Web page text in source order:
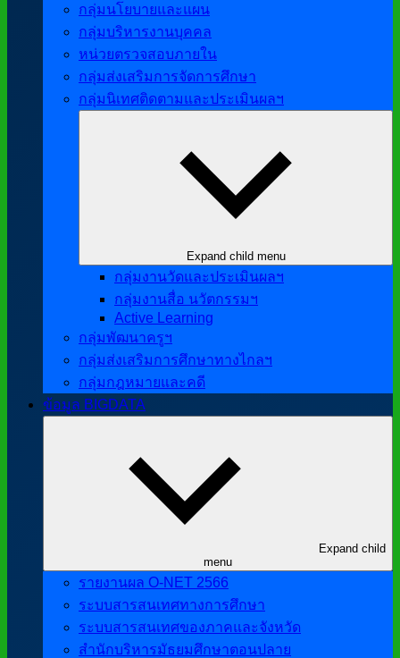
กลุ่มนโยบายและแผน
กลุ่มบริหารงานบุคคล
หน่วยตรวจสอบภายใน
กลุ่มส่งเสริมการจัดการศึกษา
กลุ่มนิเทศติดตามและประเมินผลฯ
Expand child menu
กลุ่มงานวัดและประเมินผลฯ
กลุ่มงานสื่อ นวัตกรรมฯ
Active Learning
กลุ่มพัฒนาครูฯ
กลุ่มส่งเสริมการศึกษาทางไกลฯ
กลุ่มกฎหมายและคดี
ข้อมูล BIGDATA
Expand child
menu
รายงานผล O-NET 2566
ระบบสารสนเทศทางการศึกษา
ระบบสารสนเทศของภาคและจังหวัด
สำนักบริหารมัธยมศึกษาตอนปลาย